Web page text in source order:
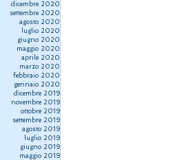
dicembre 2020
settembre 2020
agosto 2020
luglio 2020
giugno 2020
maggio 2020
aprile 2020
marzo 2020
febbraio 2020
gennaio 2020
dicembre 2019
novembre 2019
ottobre 2019
settembre 2019
agosto 2019
luglio 2019
giugno 2019
maggio 2019